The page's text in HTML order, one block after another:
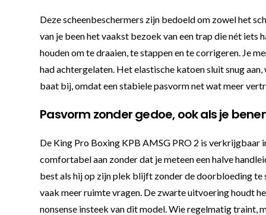
Deze scheenbeschermers zijn bedoeld om zowel het
van je been het vaakst bezoek van een trap die nét
houden om te draaien, te stappen en te corrigeren. Je
had achtergelaten. Het elastische katoen sluit snug
baat bij, omdat een stabiele pasvorm net wat meer
Pasvorm zonder gedoe, ook als je
De King Pro Boxing KPB AMSG PRO 2 is verkrijgbaar
comfortabel aan zonder dat je meteen een halve
best als hij op zijn plek blijft zonder de doorbloeding te
vaak meer ruimte vragen. De zwarte uitvoering houdt
nonsense insteek van dit model. Wie regelmatig traint,